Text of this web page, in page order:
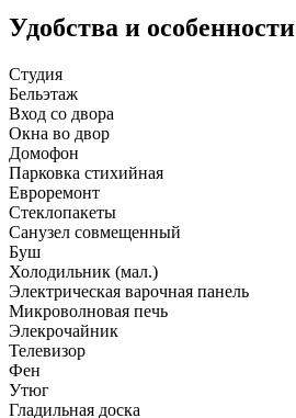
Удобства и особенности
Студия
Бельэтаж
Вход со двора
Окна во двор
Домофон
Парковка стихийная
Евроремонт
Стеклопакеты
Санузел совмещенный
Буш
Холодильник (мал.)
Электрическая варочная панель
Микроволновая печь
Элекрочайник
Телевизор
Фен
Утюг
Гладильная доска